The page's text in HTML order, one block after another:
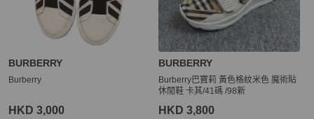
BURBERRY
Burberry
HKD 3,000
BURBERRY
Burberry巴寶莉 黃色格紋米色 魔術貼
休閒鞋 卡其/41碼 /98新
HKD 3,800